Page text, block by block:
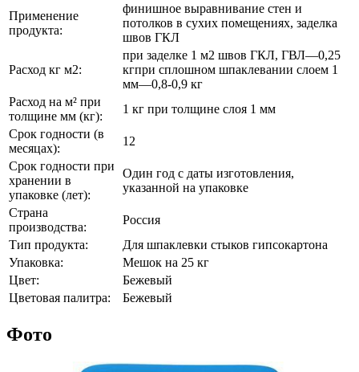
Применение
продукта:
финишное выравнивание стен и
потолков в сухих помещениях, заделка
швов ГКЛ
Расход кг м2:
при заделке 1 м2 швов ГКЛ, ГВЛ—0,25
кгпри сплошном шпаклевании слоем 1
мм—0,8-0,9 кг
Расход на м² при
толщине мм (кг):
1 кг при толщине слоя 1 мм
Срок годности (в
месяцах):
12
Срок годности при
хранении в
упаковке (лет):
Один год с даты изготовления,
указанной на упаковке
Страна
производства:
Россия
Тип продукта:
Для шпаклевки стыков гипсокартона
Упаковка:
Мешок на 25 кг
Цвет:
Бежевый
Цветовая палитра:
Бежевый
Фото